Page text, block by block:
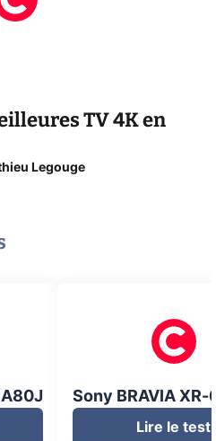
TV 4K en
Legouge
Sony BRAVIA
Lire le test